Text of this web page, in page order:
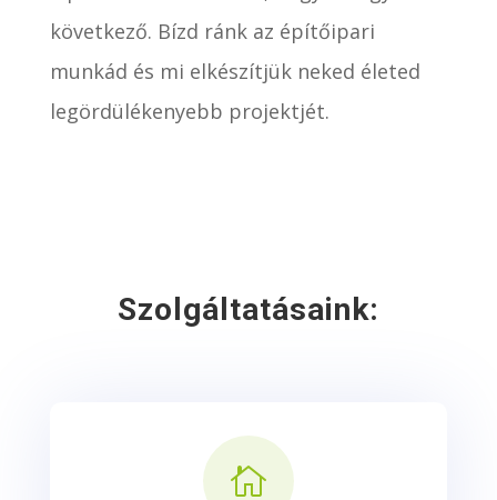
következő. Bízd ránk az építőipari
munkád és mi elkészítjük neked életed
legördülékenyebb projektjét.
Szolgáltatásaink:
